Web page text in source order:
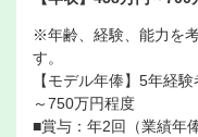
※年齢、経験、能力を
す。
【モデル年俸】5年経
～750万円程度
■賞与：年2回（業績年